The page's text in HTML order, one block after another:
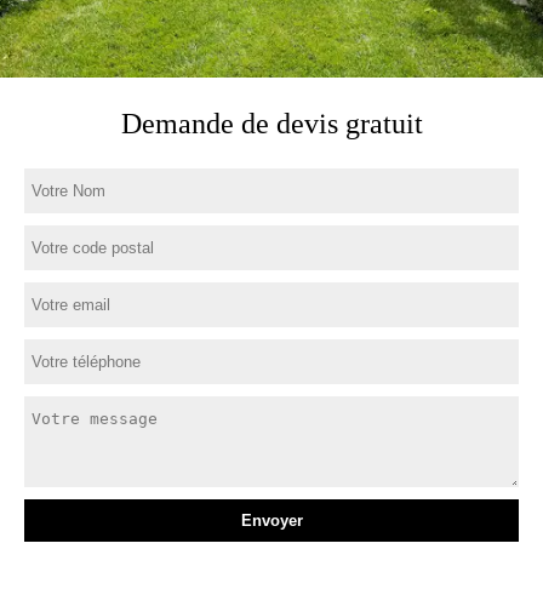
Demande de devis gratuit